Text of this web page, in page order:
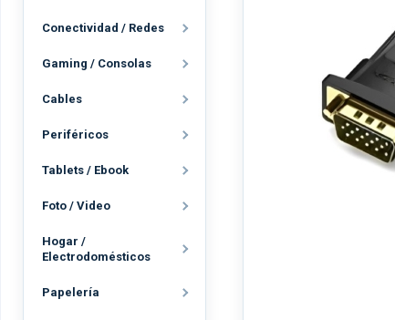
Conectividad / Redes
Gaming / Consolas
Cables
Periféricos
Tablets / Ebook
Foto / Video
Hogar /
Electrodomésticos
Papelería